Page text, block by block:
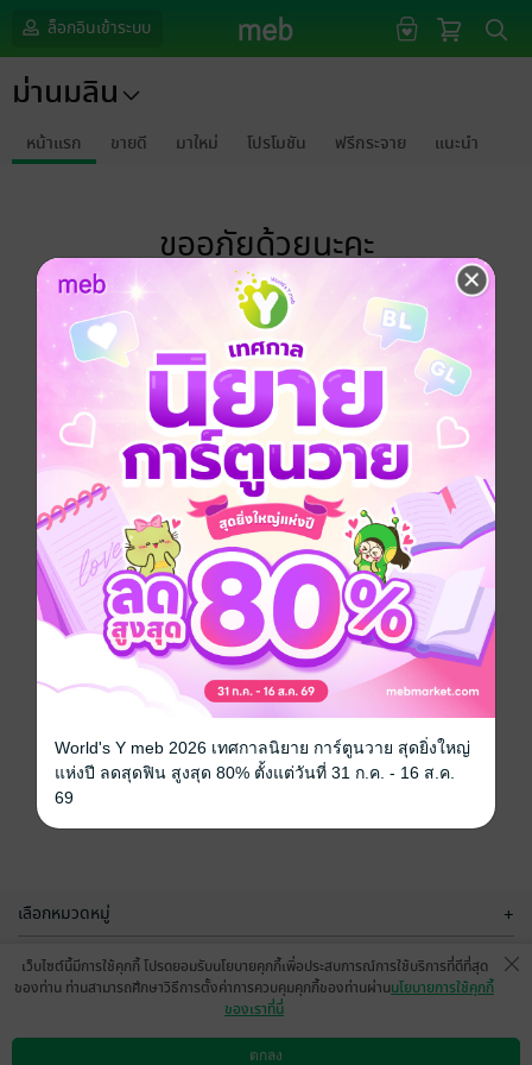
ล็อกอินเข้าระบบ
ม่านมลิน
หน้าแรก ขายดี มาใหม่ โปรโมชัน ฟรีกระจาย แนะนำ
ขออภัยด้วยนะคะ
ไม่พบข้อมูลในหัวข้อที่คุณกำลังชมค่ะ
เลือกหมวดหมู่ +
บริการช่วยเหลือ +
เว็บไซต์นี้มีการใช้คุกกี้ โปรดยอมรับนโยบายคุกกี้เพื่อประสบการณ์การใช้บริการที่ดีที่สุด
ของท่าน ท่านสามารถศึกษาวิธีการตั้งค่าการควบคุมคุกกี้ของท่านผ่านนโยบายการใช้คุกกี้
ของเราที่นี่
ตกลง
World's Y meb 2026 เทศกาลนิยาย การ์ตูนวาย สุดยิ่งใหญ่
แห่งปี ลดสุดฟิน สูงสุด 80% ตั้งแต่วันที่ 31 ก.ค. - 16 ส.ค.
69